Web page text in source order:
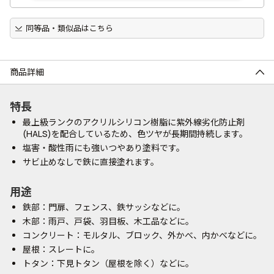
同等品・類似品はこちら
商品詳細
特長
最上級ランクのアクリルシリコン樹脂に紫外線劣化防止剤
(HALS)を配合しているため、色ツヤが長期間持続します。
塩害・酸性雨にも強いつやあり塗料です。
サビ止めなしで鉄に直接塗れます。
用途
鉄部：門扉、フェンス、鉄サッシなどに。
木部：雨戸、戸袋、羽目板、木工品などに。
コンクリート：モルタル、ブロック、外かべ、内かべなどに。
屋根：スレートに。
トタン：下見トタン（屋根を除く）などに。